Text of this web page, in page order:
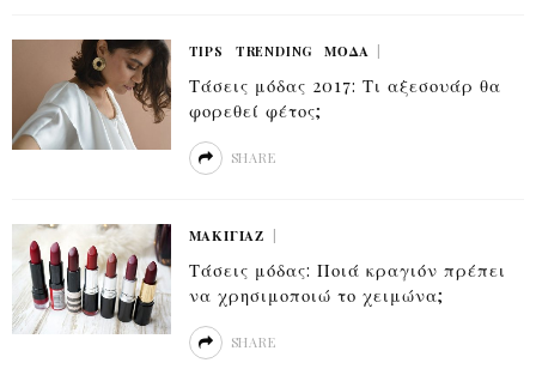
TIPS TRENDING ΜΟΔΑ
Τάσεις μόδας 2017: Τι αξεσουάρ θα
φορεθεί φέτος;
SHARE
ΜΑΚΙΓΙΆΖ
Τάσεις μόδας: Ποιά κραγιόν πρέπει
να χρησιμοποιώ το χειμώνα;
SHARE